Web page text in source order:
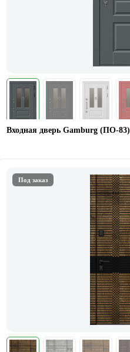
Входная дверь Gamburg (ПО-83)
Под заказ